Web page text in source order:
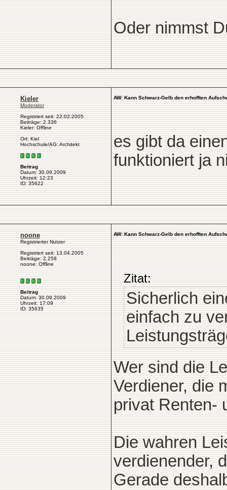
Oder nimmst
Kieler
Moderator
Registriert seit: 22.02.2005
Beiträge: 2.336
Kieler: Offline
Ort: Kiel
Hochschule/AG: Architekt
Beitrag
Datum: 30.09.2009
Uhrzeit: 12:23
ID: 35622
AW: Kann Schwarz-Gelb den erhofften
es gibt da
funktioniert ja
noone
Registrierter Nutzer
Registriert seit: 13.04.2005
Beiträge: 2.258
noone: Offline
Beitrag
Datum: 30.09.2009
Uhrzeit: 17:09
ID: 35635
AW: Kann Schwarz-Gelb den erhofften
Zitat:
Sicherlich
einfach zu
Wer sind die
Verdiener, die
privat Renten-
Die wahren
verdienender,
Gerade